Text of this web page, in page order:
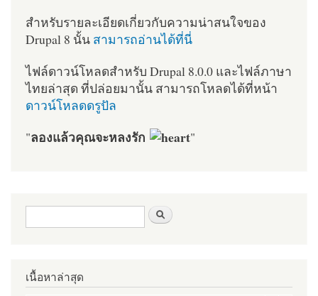
สำหรับรายละเอียดเกี่ยวกับความน่าสนใจของ
Drupal 8 นั้น สามารถอ่านได้ที่นี่
ไฟล์ดาวน์โหลดสำหรับ Drupal 8.0.0 และไฟล์ภาษา
ไทยล่าสุด ที่ปล่อยมานั้น สามารถโหลดได้ที่หน้า
ดาวน์โหลดดรูปัล
"ลองแล้วคุณจะหลงรัก "
ฟอร์มค้นหา
เนื้อหาล่าสุด